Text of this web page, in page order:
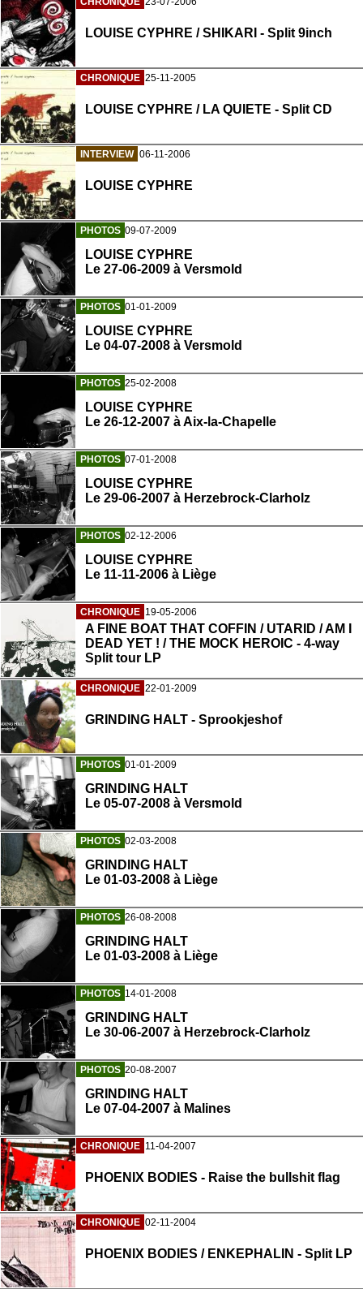
LOUISE CYPHRE / SHIKARI - Split 9inch
CHRONIQUE 25-11-2005
LOUISE CYPHRE / LA QUIETE - Split CD
INTERVIEW 06-11-2006
LOUISE CYPHRE
PHOTOS 09-07-2009
LOUISE CYPHRE
Le 27-06-2009 à Versmold
PHOTOS 01-01-2009
LOUISE CYPHRE
Le 04-07-2008 à Versmold
PHOTOS 25-02-2008
LOUISE CYPHRE
Le 26-12-2007 à Aix-la-Chapelle
PHOTOS 07-01-2008
LOUISE CYPHRE
Le 29-06-2007 à Herzebrock-Clarholz
PHOTOS 02-12-2006
LOUISE CYPHRE
Le 11-11-2006 à Liège
CHRONIQUE 19-05-2006
A FINE BOAT THAT COFFIN / UTARID / AM I
DEAD YET ! / THE MOCK HEROIC - 4-way
Split tour LP
CHRONIQUE 22-01-2009
GRINDING HALT - Sprookjeshof
PHOTOS 01-01-2009
GRINDING HALT
Le 05-07-2008 à Versmold
PHOTOS 02-03-2008
GRINDING HALT
Le 01-03-2008 à Liège
PHOTOS 26-08-2008
GRINDING HALT
Le 01-03-2008 à Liège
PHOTOS 14-01-2008
GRINDING HALT
Le 30-06-2007 à Herzebrock-Clarholz
PHOTOS 20-08-2007
GRINDING HALT
Le 07-04-2007 à Malines
CHRONIQUE 11-04-2007
PHOENIX BODIES - Raise the bullshit flag
CHRONIQUE 02-11-2004
PHOENIX BODIES / ENKEPHALIN - Split LP